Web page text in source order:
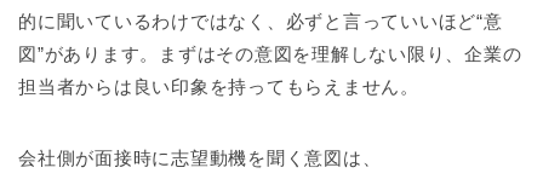
的に聞いているわけではなく、必ずと言っていいほど“意
図”があります。まずはその意図を理解しない限り、企業の
担当者からは良い印象を持ってもらえません。
会社側が面接時に志望動機を聞く意図は、